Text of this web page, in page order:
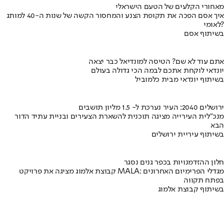
מאחורי הקלעים של הטעם הישראלי
איך אסם הפכה את תקופת הצנע והמחסור הקשה של שנות ה-40 למותג
לאומי?
בשיתוף אסם
אתם עוד לא שם? הטיסה למונדיאל כבר יצאה
יונדאי לוקחת אתכם לבמה הכי גדולה בעולם
בשיתוף יונדאי מבית כלמוביל
ירושלים 2040: העיר נערכת ל- 1.5 מליון תושבים
מנכ"לית העירייה מציגה תוכנית להשארת הצעירים ובניית עתיד הדור
הבא
בשיתוף עיריית ירושלים
חלון ההזדמנויות בכפר גנים נסגר
קבוצת אלמוג מציגה את פרויקט MALA: מגדלי הפרימיום האחרונים
בפתח תקווה
בשיתוף קבוצת אלמוג